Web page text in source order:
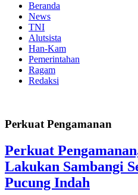
Beranda
News
TNI
Alutsista
Han-Kam
Pemerintahan
Ragam
Redaksi
Perkuat Pengamanan
Perkuat
Lakukan Sambangi
Pucung Indah